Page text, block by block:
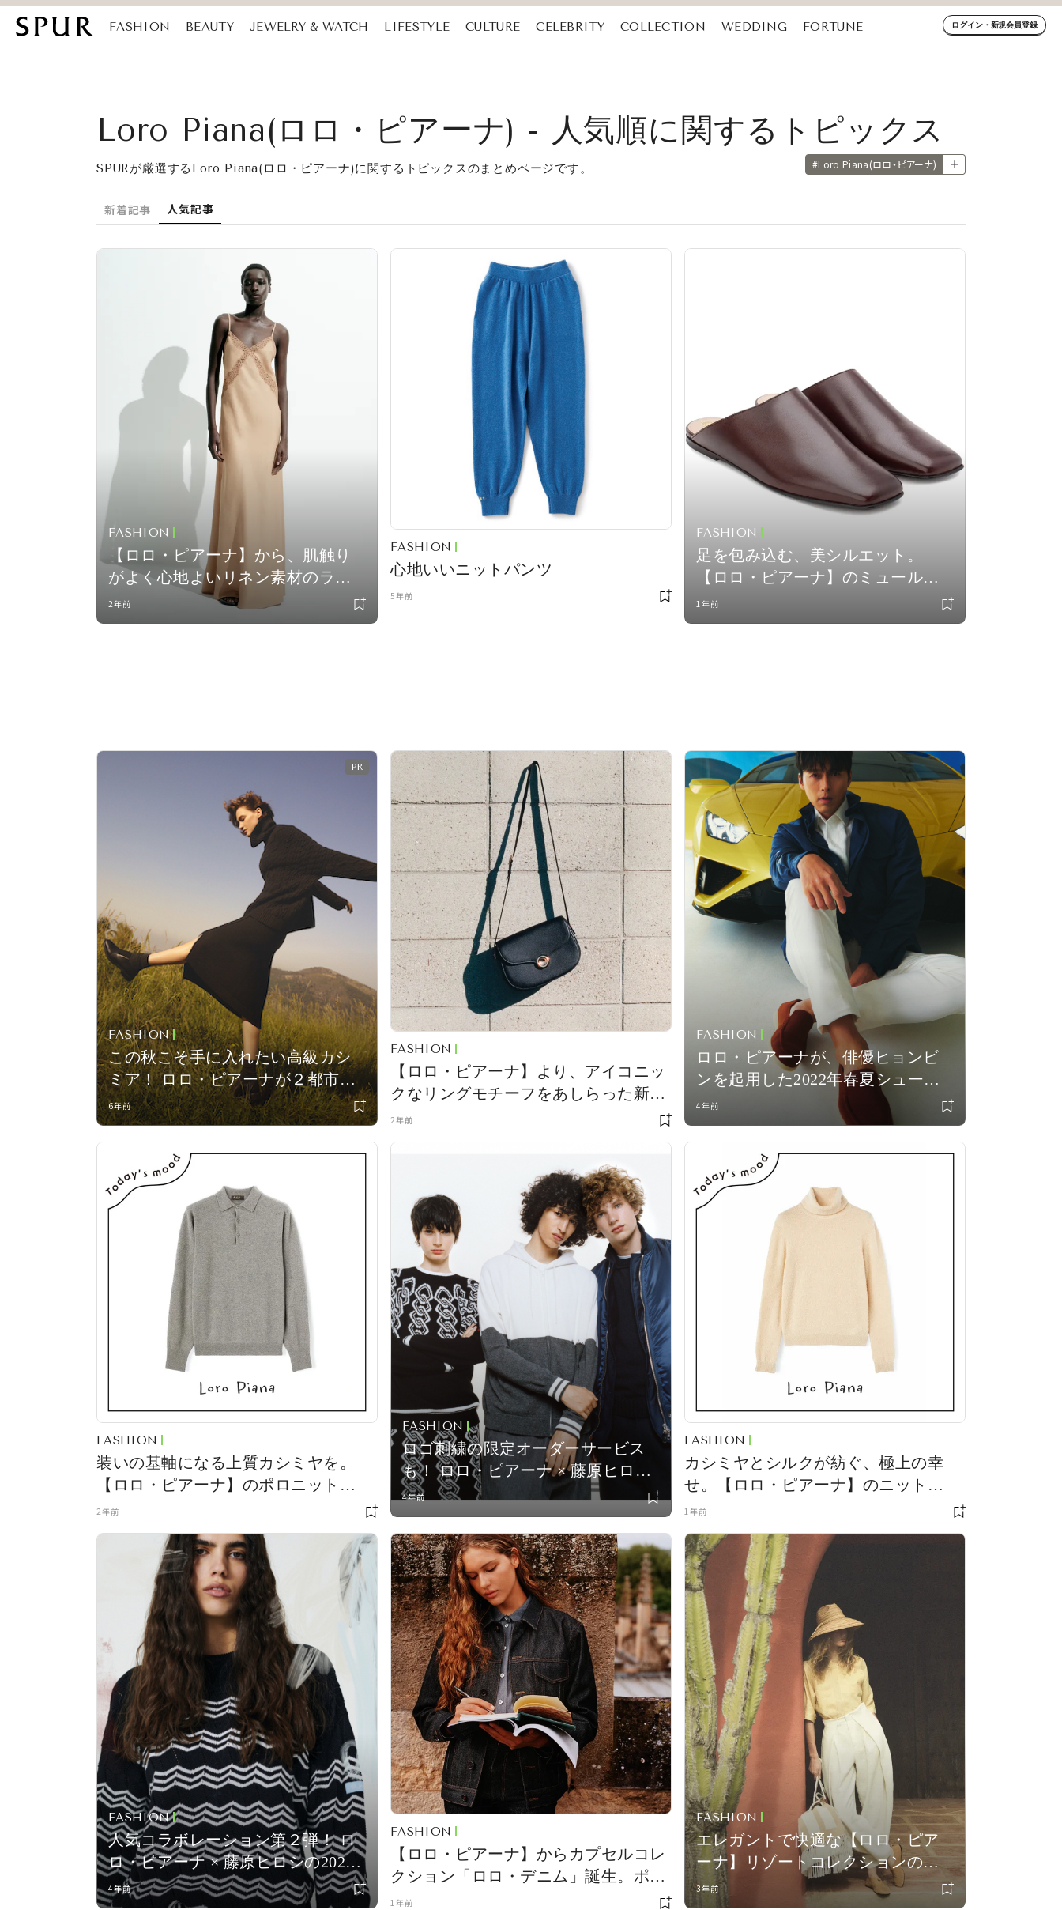
FASHION BEAUTY JEWELRY & WATCH LIFESTYLE CULTURE CELEBRITY COLLECTION WEDDING
FORTUNE
ログイン・新規会員登録
Loro Piana(ロロ・ピアーナ) - 人気順に関するトピックス
SPURが厳選するLoro Piana(ロロ・ピアーナ)に関するトピックスのまとめページです。 #Loro Piana(ロロ・ピアーナ)
新着記事 人気記事
FASHION
【ロロ・ピアーナ】から、肌触り
がよく心地よいリネン素材のラン
ジェリーコレクションが登場
2年前
FASHION
心地いいニットパンツ
5年前
FASHION
足を包み込む、美シルエット。
【ロロ・ピアーナ】のミュール
vol.961
1年前
FASHION
この秋こそ手に入れたい高級カシ
ミア！ ロロ・ピアーナが２都市で
ポップアップストアを開催
6年前
FASHION
【ロロ・ピアーナ】より、アイコニッ
クなリングモチーフをあしらった新作
バッグ「ギエラ」が登場
2年前
FASHION
ロロ・ピアーナが、俳優ヒョンビ
ンを起用した2022年春夏シューズ
のキャンペーン動画を公開！
4年前
FASHION
装いの基軸になる上質カシミヤを。
【ロロ・ピアーナ】のポロニット
vol.512
2年前
FASHION
ロゴ刺繍の限定オーダーサービス
も！ ロロ・ピアーナ × 藤原ヒロシ
のコラボレーションアイテム
4年前
FASHION
カシミヤとシルクが紡ぐ、極上の幸
せ。【ロロ・ピアーナ】のニット
vol.871
1年前
FASHION
人気コラボレーション第２弾！ ロ
ロ・ピアーナ × 藤原ヒロシの2022
年春夏コレクション
4年前
FASHION
【ロロ・ピアーナ】からカプセルコレ
クション「ロロ・デニム」誕生。ポッ
プアップストアを開催
1年前
FASHION
エレガントで快適な【ロロ・ピア
ーナ】リゾートコレクションのポ
ップアップストアがオープン!
3年前